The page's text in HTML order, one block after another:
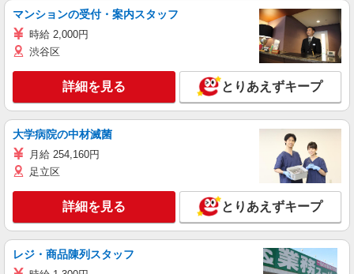
マンションの受付・案内スタッフ
時給 2,000円
渋谷区
詳細を見る とりあえずキープ
大学病院の中材滅菌
月給 254,160円
足立区
詳細を見る とりあえずキープ
レジ・商品陳列スタッフ